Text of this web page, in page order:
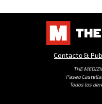
Contacto &
THE
Paseo
Todos los